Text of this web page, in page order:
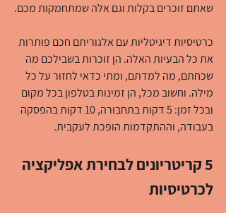
שאתם זוכרים בקלות וגם אלה שמתחמקות מכם.
כרטיסיות דיגיטליות עם אלגוריתם חכם פותרות
את כל הבעיות האלה. הן זוכרות בשבילכם מה
שכחתם, מה למדתם, ומתי כדאי לחזור על כל
מילה. וחשוב מכל, הן זמינות בטלפון בכל מקום
ובכל זמן: 5 דקות בתחבורה, 10 דקות בהפסקה
בעבודה, וההתקדמות הופכת לעקבית.
5 קריטריונים לבחירת אפליקציה
לכרטיסיות